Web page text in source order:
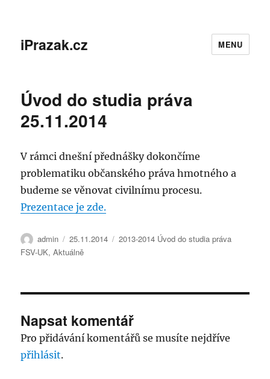
iPrazak.cz MENU
Úvod do studia práva
25.11.2014
V rámci dnešní přednášky dokončíme
problematiku občanského práva hmotného a
budeme se věnovat civilnímu procesu.
Prezentace je zde.
Autor:
admin Publikováno:
25.11.2014 Rubriky:
2013-2014 Úvod do studia práva
FSV-UK,Aktuálně
Napsat komentář
Pro přidávání komentářů se musíte nejdříve
přihlásit.